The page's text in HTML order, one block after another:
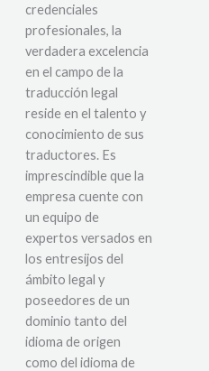
credenciales
profesionales, la
verdadera excelencia
en el campo de la
traducción legal
reside en el talento y
conocimiento de sus
traductores. Es
imprescindible que la
empresa cuente con
un equipo de
expertos versados en
los entresijos del
ámbito legal y
poseedores de un
dominio tanto del
idioma de origen
como del idioma de